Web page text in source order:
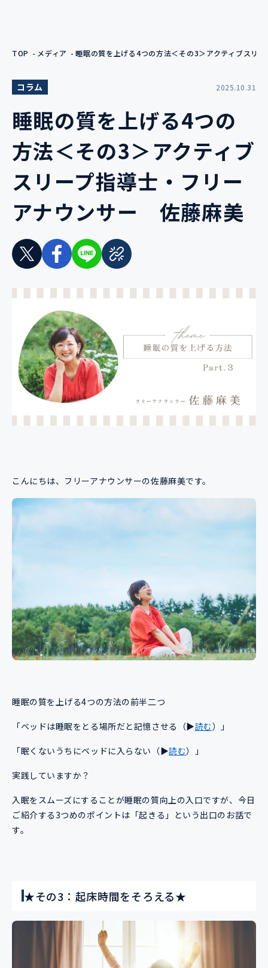
TOP メディア 睡眠の質を上げる4つの方法＜その3＞アクティブスリ
コラム 2025.10.31
睡眠の質を上げる4つの
方法＜その3＞アクティブ
スリープ指導士・フリー
アナウンサー 佐藤麻美
こんにちは、フリーアナウンサーの佐藤麻美です。
睡眠の質を上げる4つの方法の前半二つ
「ベッドは睡眠をとる場所だと記憶させる（▶読む）」
「眠くないうちにベッドに入らない（▶読む）」
実践していますか？
入眠をスムーズにすることが睡眠の質向上の入口ですが、今日
ご紹介する3つめのポイントは「起きる」という出口のお話で
す。
★その3：起床時間をそろえる★